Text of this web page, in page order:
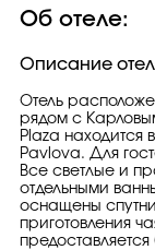
Об отеле:
Описание
Отель
рядом с
Plaza находится
Pavlova. Для
Все светлые и
отдельными
оснащены
приготовления